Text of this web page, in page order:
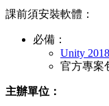
課前須安裝軟體：
必備：
Unity
官方專案
主辦單位：